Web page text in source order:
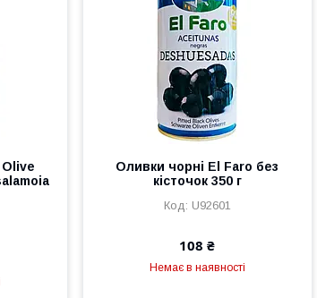
Оливки чорні El Faro без
кісточок 350 г
U92601
108 ₴
Немає в наявності